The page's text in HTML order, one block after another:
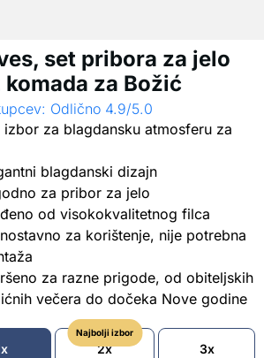
set pribora za jelo
komada za Božić
Odlično 4.9/5.0
izbor za blagdansku atmosferu za
blagdanski dizajn
za pribor za jelo
od visokokvalitetnog filca
za korištenje, nije potrebna
za razne prigode, od obiteljskih
večera do dočeka Nove godine
Najbolji izbor
2x
3x